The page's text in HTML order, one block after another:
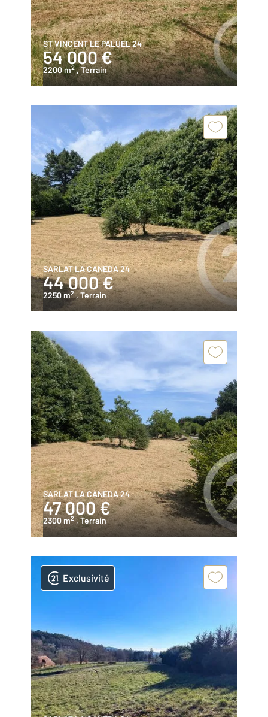
ST VINCENT LE PALUEL 24
54 000 €
2200 m2 , Terrain
SARLAT LA CANEDA 24
44 000 €
2250 m2 , Terrain
SARLAT LA CANEDA 24
47 000 €
2300 m2 , Terrain
Exclusivité